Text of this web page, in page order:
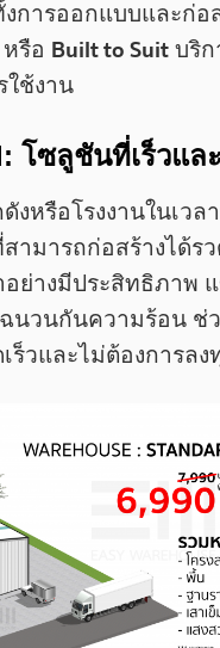
การออกแบบและก่อ
หรือ Built to Suit บริ
ใช้งาน
โซลูชันที่เร็วแล
งหรือโรงงานในเว
สามารถก่อสร้างได้ร
ย่างมีประสิทธิภาพ
นวนกันความร้อน ช่
ร็วและไม่ต้องการล